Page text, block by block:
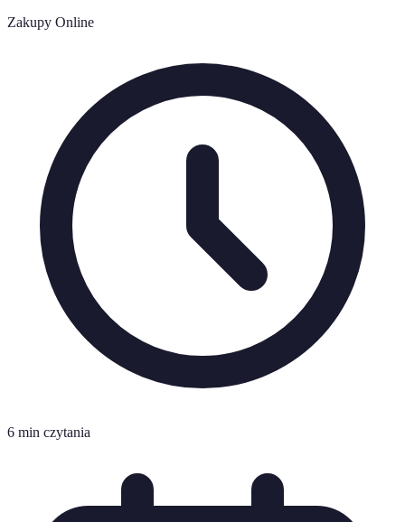
Zakupy Online
6 min czytania